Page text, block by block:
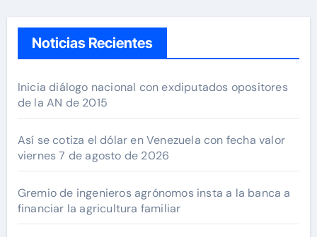
Noticias Recientes
Inicia diálogo nacional con exdiputados opositores
de la AN de 2015
Así se cotiza el dólar en Venezuela con fecha valor
viernes 7 de agosto de 2026
Gremio de ingenieros agrónomos insta a la banca a
financiar la agricultura familiar